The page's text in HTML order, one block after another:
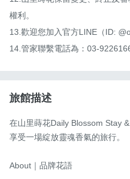
權利。
13.歡迎您加入官方LINE（ID:
14.管家聯繫電話為：03-
旅館描述
在山里蒔花Daily Blossom Stay &
享受⼀場綻放靈魂香氣的旅⾏。
About｜品牌花語